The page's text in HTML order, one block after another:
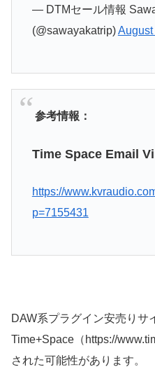
— DTMセール情報
(@sawayakatrip)
参考情報：
Time Space Email
https://
p=7155431
DAW系プラグイン安売りサ
Time+Space（https://
された可能性があります。